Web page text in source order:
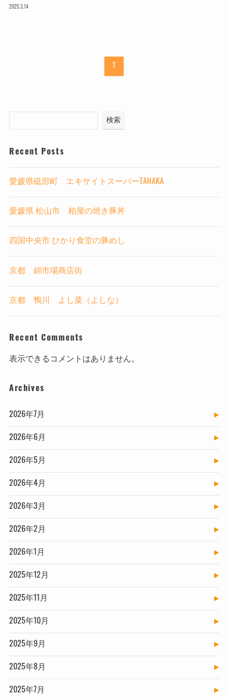
2025.3.14
検索
Recent Posts
愛媛県砥部町 エキサイトスーパーTANAKA
愛媛県 松山市 柏屋の焼き豚丼
四国中央市 ひかり食堂の豚めし
京都 錦市場商店街
京都 鴨川 よし菜（よしな）
Recent Comments
表示できるコメントはありません。
Archives
2026年7月
2026年6月
2026年5月
2026年4月
2026年3月
2026年2月
2026年1月
2025年12月
2025年11月
2025年10月
2025年9月
2025年8月
2025年7月